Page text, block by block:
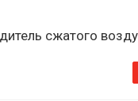
сжатого